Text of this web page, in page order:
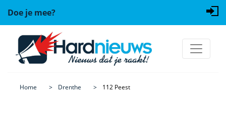
Doe je mee?
Home Drenthe 112 Peest